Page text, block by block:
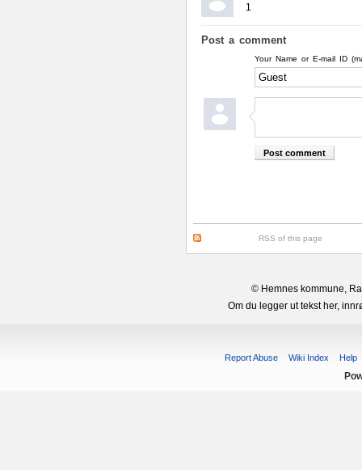
1
Post a comment
Your Name or E-mail ID
RSS of this page
© Hemnes kommune,
Om du legger ut tekst her,
Report Abuse Wiki Index Help